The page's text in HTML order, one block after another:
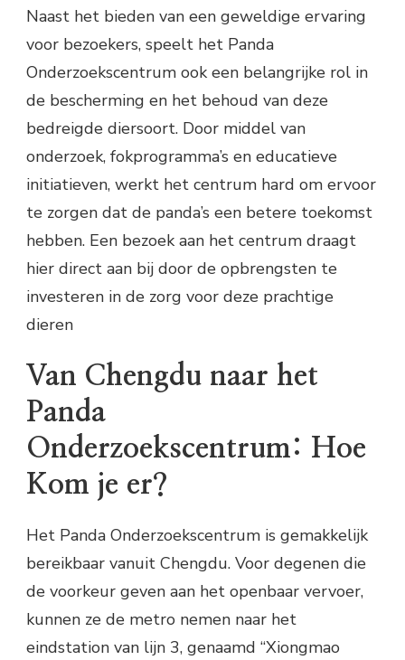
Naast het bieden van een geweldige ervaring
voor bezoekers, speelt het Panda
Onderzoekscentrum ook een belangrijke rol in
de bescherming en het behoud van deze
bedreigde diersoort. Door middel van
onderzoek, fokprogramma’s en educatieve
initiatieven, werkt het centrum hard om ervoor
te zorgen dat de panda’s een betere toekomst
hebben. Een bezoek aan het centrum draagt
hier direct aan bij door de opbrengsten te
investeren in de zorg voor deze prachtige
dieren
Van Chengdu naar het
Panda
Onderzoekscentrum: Hoe
Kom je er?
Het Panda Onderzoekscentrum is gemakkelijk
bereikbaar vanuit Chengdu. Voor degenen die
de voorkeur geven aan het openbaar vervoer,
kunnen ze de metro nemen naar het
eindstation van lijn 3, genaamd “Xiongmao